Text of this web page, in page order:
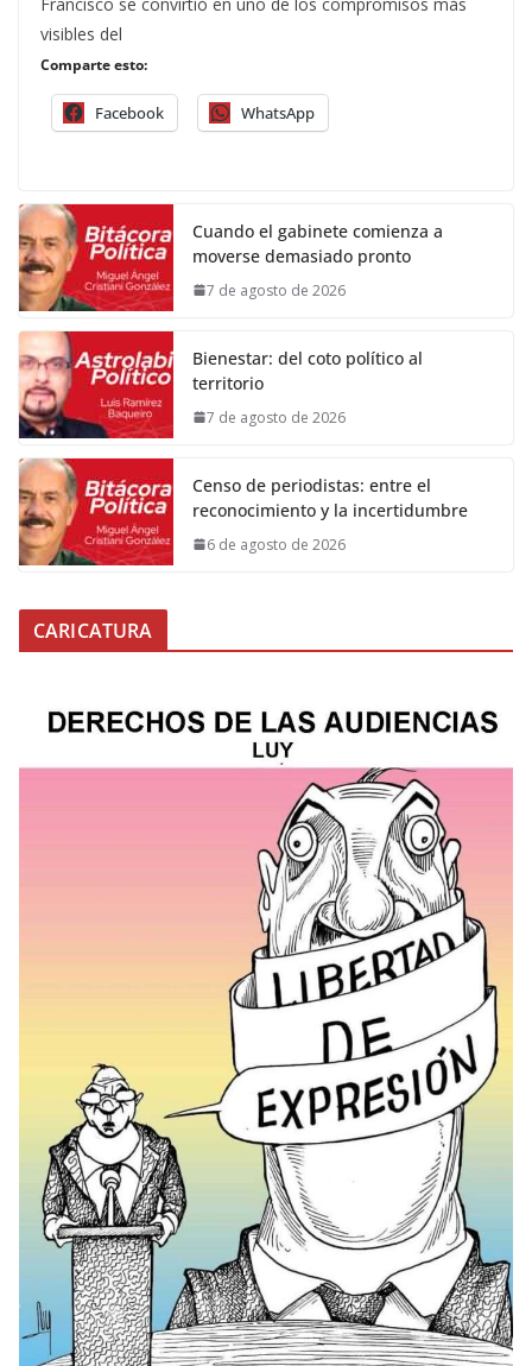
visibles del
Comparte esto:
Facebook WhatsApp
Cuando el gabinete comienza a
moverse demasiado pronto
7 de agosto de 2026
Bienestar: del coto político al
territorio
7 de agosto de 2026
Censo de periodistas: entre el
reconocimiento y la incertidumbre
6 de agosto de 2026
CARICATURA